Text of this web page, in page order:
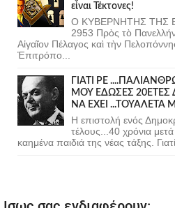
εἶναι Τέκτονες!
Ο ΚΥΒΕΡΝΗΤΗΣ ΤΗΣ
2953 Πρὸς τὸ
Αἰγαῖον Πέλαγος καὶ τὴν
Ἐπιτρόπο...
ΓΙΑΤΙ ΡΕ
ΜΟΥ ΕΔΩΣΕΣ 20ΕΤΕΣ
ΝΑ ΕΧΕΙ ...ΤΟΥΑΛΕΤΑ
Η επιστολή ενός
τέλους...40 χρόνια
καημένα παιδιά της νέας τάξης.